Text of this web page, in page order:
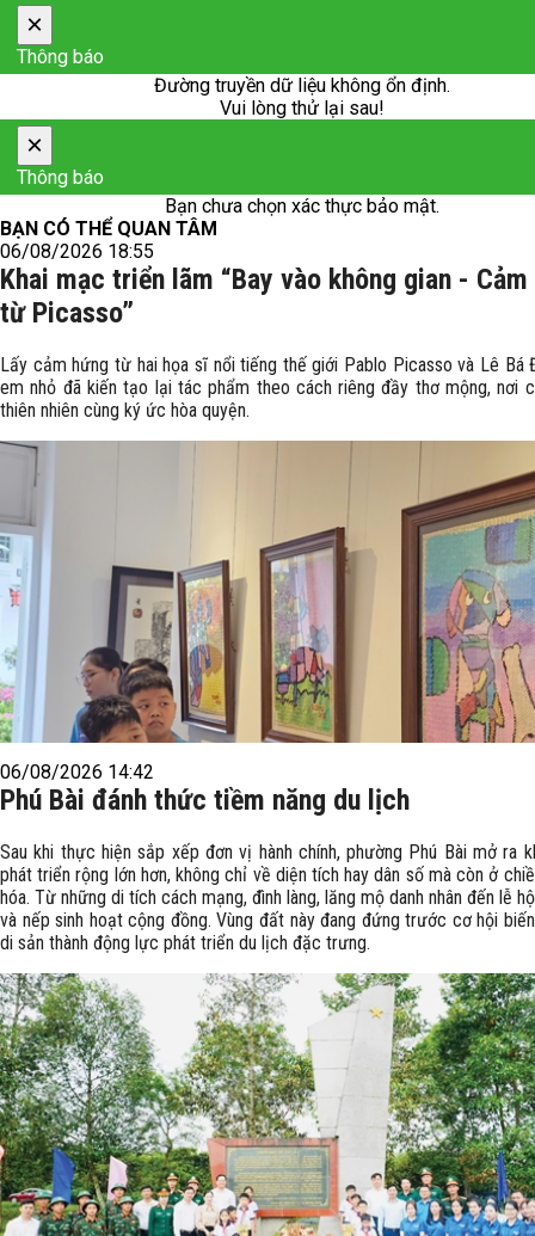
×
Thông báo
Đường truyền dữ liệu không ổn định.
Vui lòng thử lại sau!
×
Thông báo
Bạn chưa chọn xác thực bảo mật.
BẠN CÓ THỂ QUAN TÂM
06/08/2026 18:55
Khai mạc triển lãm “Bay vào không gian -
từ Picasso”
Lấy cảm hứng từ hai họa sĩ nổi tiếng thế giới Pablo Picasso và Lê Bá
em nhỏ đã kiến tạo lại tác phẩm theo cách riêng đầy thơ mộng, nơi
thiên nhiên cùng ký ức hòa quyện.
06/08/2026 14:42
Phú Bài đánh thức tiềm năng du lịch
Sau khi thực hiện sắp xếp đơn vị hành chính, phường Phú Bài mở ra
phát triển rộng lớn hơn, không chỉ về diện tích hay dân số mà còn ở
hóa. Từ những di tích cách mạng, đình làng, lăng mộ danh nhân đến lễ
và nếp sinh hoạt cộng đồng. Vùng đất này đang đứng trước cơ hội
di sản thành động lực phát triển du lịch đặc trưng.